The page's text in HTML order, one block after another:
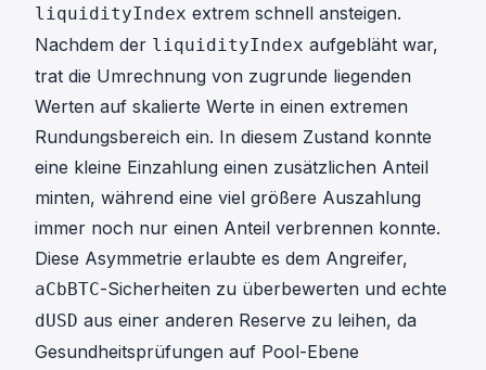
liquidityIndex extrem schnell ansteigen.
Nachdem der liquidityIndex aufgebläht war,
trat die Umrechnung von zugrunde liegenden
Werten auf skalierte Werte in einen extremen
Rundungsbereich ein. In diesem Zustand konnte
eine kleine Einzahlung einen zusätzlichen Anteil
minten, während eine viel größere Auszahlung
immer noch nur einen Anteil verbrennen konnte.
Diese Asymmetrie erlaubte es dem Angreifer,
aCbBTC-Sicherheiten zu überbewerten und echte
dUSD aus einer anderen Reserve zu leihen, da
Gesundheitsprüfungen auf Pool-Ebene